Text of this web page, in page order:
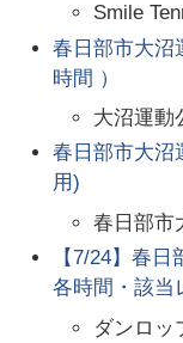
Smile
春日部市大沼
時間 ）
大沼運動
春日部市大沼運
用)
春日部市
【7/24】春
各時間・該当
ダンロッ